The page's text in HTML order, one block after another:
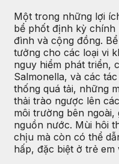
Một trong những lợi
bể phốt định kỳ chính
đình và cộng đồng.
tưởng cho các loại vi
nguy hiểm phát triển,
Salmonella, và các
thống quá tải, những
thải trào ngược lên
môi trường bên
nguồn nước. Mùi hôi
chịu mà còn có thể
hấp, đặc biệt ở trẻ em